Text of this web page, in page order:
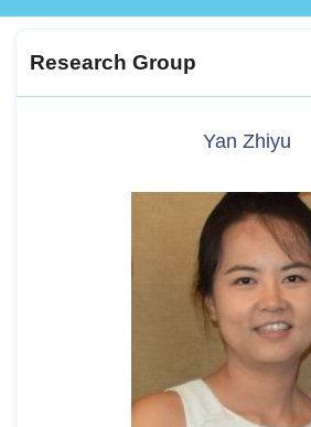
Research Group
Yan Zhiyu